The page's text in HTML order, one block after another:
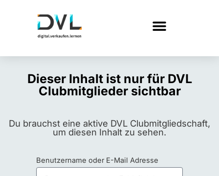
Dieser Inhalt ist nur für DVL
Clubmitglieder sichtbar
Du brauchst eine aktive DVL Clubmitgliedschaft,
um diesen Inhalt zu sehen.
Benutzername oder E-Mail Adresse